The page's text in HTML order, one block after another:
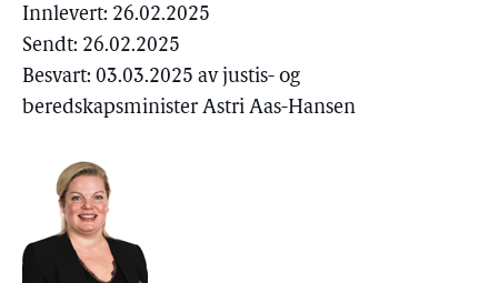
Innlevert: 26.02.2025
Sendt: 26.02.2025
Besvart: 03.03.2025 av justis- og
beredskapsminister Astri Aas-Hansen